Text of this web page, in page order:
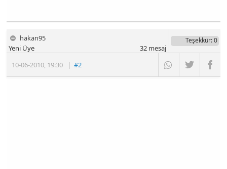
hakan95
10-06-2010, 19:30 |#2
Yeni Üye
Teşekkür: 0
32mesaj